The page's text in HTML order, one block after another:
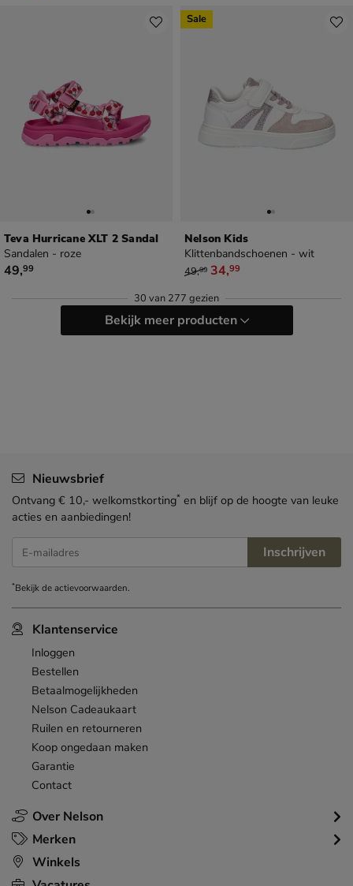
Teva Hurricane XLT 2 Sandal
Sandalen - roze
€ 49,99
49,99
Nelson Kids
Klittenbandschoenen - wit
van € 49,99 voor € 34,99
49,99 34,99
Sale
30 van 277 gezien
Bekijk meer producten
Over Nelson
Klantenservice
Inloggen
Bestellen
Betaalmogelijkheden
Nelson Cadeaukaart
Ruilen en retourneren
Koop ongedaan maken
Garantie
Contact
Merken
Winkels
Nieuwsbrief
Ontvang € 10,- welkomstkorting* en blijf op de hoogte van leuke
acties en aanbiedingen!
E-mailadres Inschrijven
*Bekijk deactievoorwaarden.